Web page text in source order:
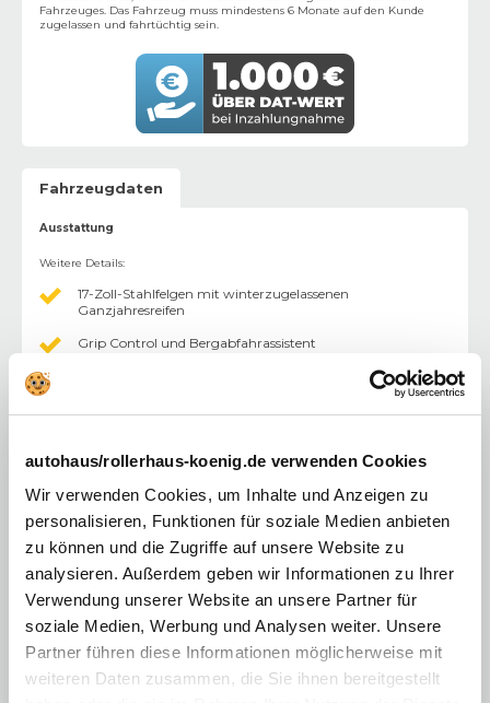
autohaus/rollerhaus-koenig.de verwenden Cookies
Wir verwenden Cookies, um Inhalte und Anzeigen zu
personalisieren, Funktionen für soziale Medien anbieten
zu können und die Zugriffe auf unsere Website zu
analysieren. Außerdem geben wir Informationen zu Ihrer
Verwendung unserer Website an unsere Partner für
soziale Medien, Werbung und Analysen weiter. Unsere
Partner führen diese Informationen möglicherweise mit
weiteren Daten zusammen, die Sie ihnen bereitgestellt
Fahrzeuges. Das Fahrzeug muss mindestens 6 Monate auf den Kunde
zugelassen und fahrtüchtig sein.
Fahrzeugdaten
Ausstattung
Weitere Details:
17-Zoll-Stahlfelgen mit winterzugelassenen
Ganzjahresreifen
Grip Control und Bergabfahrassistent
Höhere Bodenfreiheit (175 mm)
Motorschutzabdeckung am Unterboden
Reserverad
Schutz Laderraumboden aus Holz (9mm,
rutschhemmend) und Seitenwände aus Holz
WYAX Rückfahrkamera 180°
WYAX Audio-System IVI mid, 10"-Touchscreen, DAB,
Bluetooth, WiFi, USB-C, AndroidAuto, Apple-Carplay
Digitales Kombiinstrument, 10", mehrfarbig GMAZ